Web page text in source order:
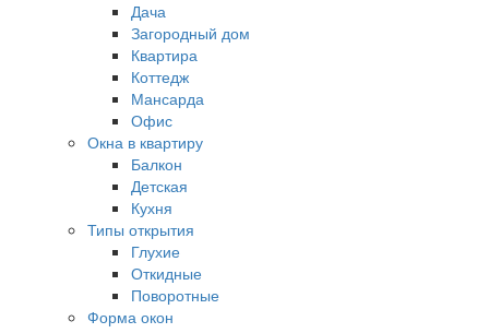
Дача
Загородный дом
Квартира
Коттедж
Мансарда
Офис
Окна в квартиру
Балкон
Детская
Кухня
Типы открытия
Глухие
Откидные
Поворотные
Форма окон